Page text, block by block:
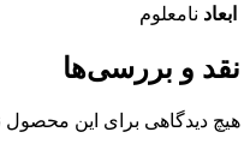
ابعاد نامعلوم
نقد و بررسی‌ها
هیچ دیدگاهی برای این